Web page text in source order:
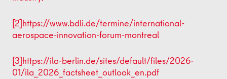
[2]https://www.bdli.de/termine/international-
aerospace-innovation-forum-montreal
[3]https://ila-berlin.de/sites/default/files/2026-
01/ila_2026_factsheet_outlook_en.pdf